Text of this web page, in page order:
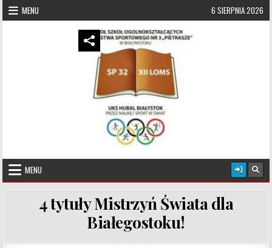
Skip to content
MENU 6 SIERPNIA 2026
UKS Hubal Białystok
MENU
4 tytuły Mistrzyń Świata dla
Białegostoku!